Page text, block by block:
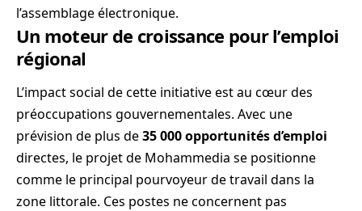
l’assemblage électronique.
Un moteur de croissance pour l’emploi
régional
L’impact social de cette initiative est au cœur des
préoccupations gouvernementales. Avec une
prévision de plus de35 000 opportunités d’emploi
directes, le projet de Mohammedia se positionne
comme le principal pourvoyeur de travail dans la
zone littorale. Ces postes ne concernent pas